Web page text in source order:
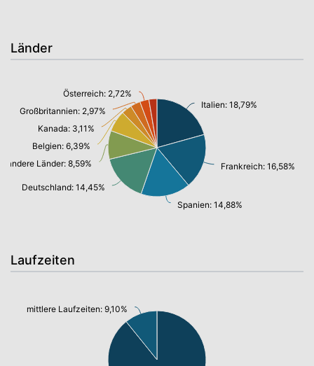
Länder
Italien: 18,79%
Frankreich: 16,58%
Spanien: 14,88%
Deutschland: 14,45%
andere Länder: 8,59%
Belgien: 6,39%
Kanada: 3,11%
Großbritannien: 2,97%
Österreich: 2,72%
Laufzeiten
mittlere Laufzeiten: 9,10%